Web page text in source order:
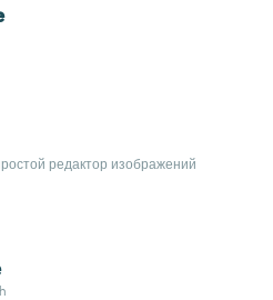
редактор изображений